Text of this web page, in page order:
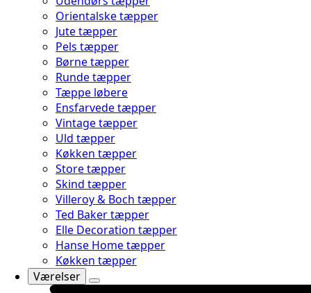
Orientalske tæpper
Jute tæpper
Pels tæpper
Børne tæpper
Runde tæpper
Tæppe løbere
Ensfarvede tæpper
Vintage tæpper
Uld tæpper
Køkken tæpper
Store tæpper
Skind tæpper
Villeroy & Boch tæpper
Ted Baker tæpper
Elle Decoration tæpper
Hanse Home tæpper
Køkken tæpper
Værelser